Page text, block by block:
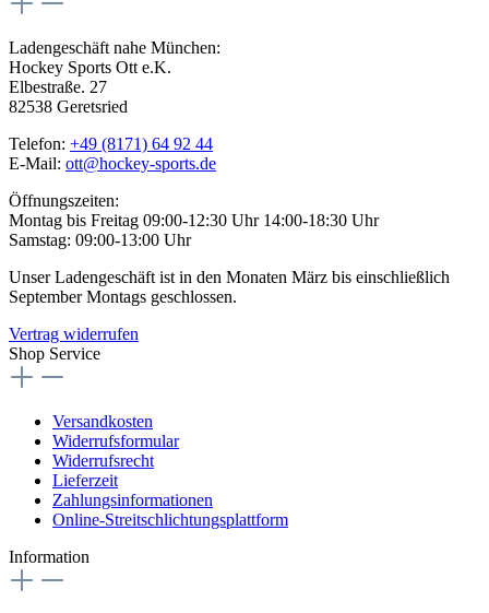
Ladengeschäft nahe München:
Hockey Sports Ott e.K.
Elbestraße. 27
82538 Geretsried
Telefon: +49 (8171) 64 92 44
E-Mail: ott@hockey-sports.de
Öffnungszeiten:
Montag bis Freitag 09:00-12:30 Uhr 14:00-18:30 Uhr
Samstag: 09:00-13:00 Uhr
Unser Ladengeschäft ist in den Monaten März bis einschließlich
September Montags geschlossen.
Vertrag widerrufen
Shop Service
Versandkosten
Widerrufsformular
Widerrufsrecht
Lieferzeit
Zahlungsinformationen
Online-Streitschlichtungsplattform
Information